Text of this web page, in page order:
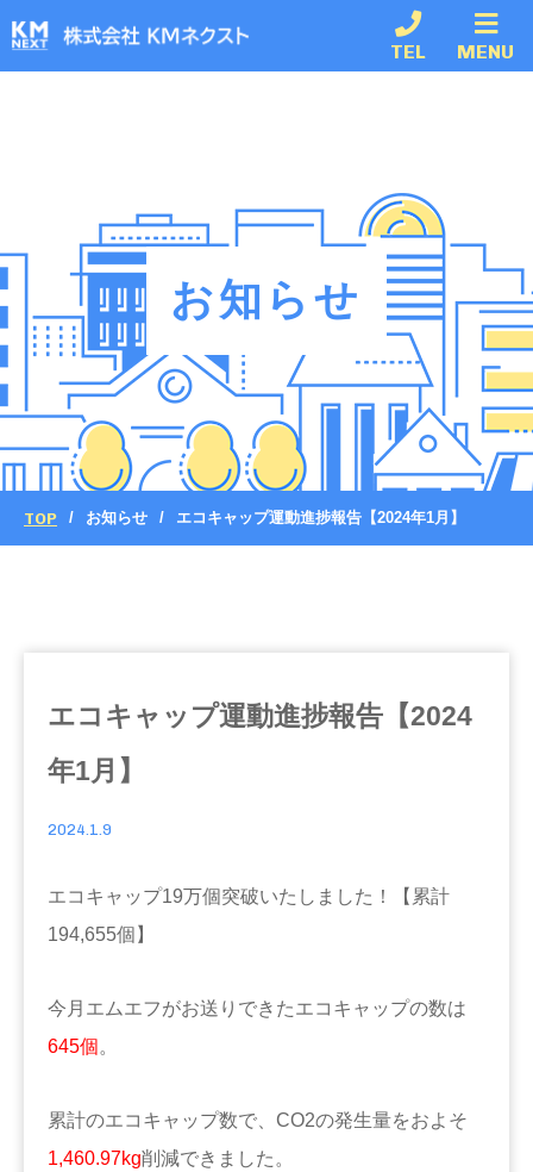
TEL MENU
お知らせ
TOP お知らせ エコキャップ運動進捗報告【2024年1月】
エコキャップ運動進捗報告【2024
年1月】
2024.1.9
エコキャップ19万個突破いたしました！【累計
194,655個】
今月エムエフがお送りできたエコキャップの数は
645個。
累計のエコキャップ数で、CO2の発生量をおよそ
1,460.97kg削減できました。